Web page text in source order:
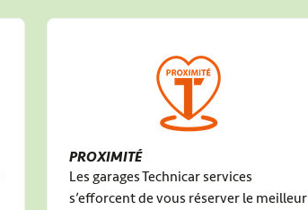
PROXIMITÉ
Les garages Technicar services
s’efforcent de vous réserver le meilleur